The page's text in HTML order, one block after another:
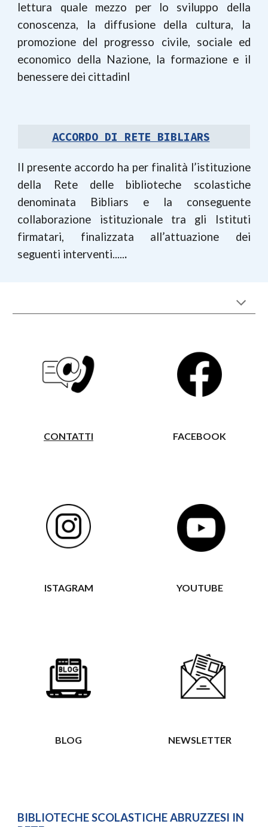
lettura quale mezzo per lo sviluppo della
conoscenza, la diffusione della cultura, la
promozione del progresso civile, sociale ed
economico della Nazione, la formazione e il
benessere dei cittadinI
ACCORDO DI RETE BIBLIARS
Il presente accordo ha per finalità l’istituzione
della Rete delle biblioteche scolastiche
denominata Bibliars e la conseguente
collaborazione istituzionale tra gli Istituti
firmatari, finalizzata all’attuazione dei
seguenti interventi......
CONTATTI FACEBOOK
ISTAGRAM YOUTUBE
BLOG NEWSLETTER
BIBLIOTECHE SCOLASTICHE ABRUZZESI IN